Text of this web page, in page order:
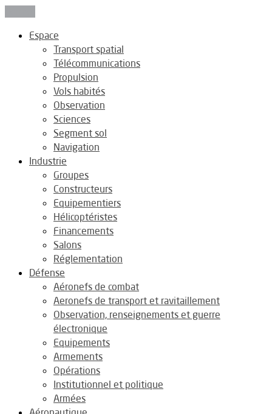
Espace
Transport spatial
Télécommunications
Propulsion
Vols habités
Observation
Sciences
Segment sol
Navigation
Industrie
Groupes
Constructeurs
Equipementiers
Hélicoptéristes
Financements
Salons
Réglementation
Défense
Aéronefs de combat
Aeronefs de transport et ravitaillement
Observation, renseignements et guerre
électronique
Equipements
Armements
Opérations
Institutionnel et politique
Armées